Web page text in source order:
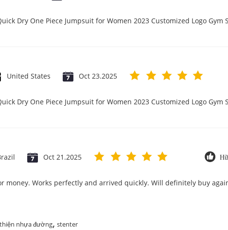
Dry One Piece Jumpsuit for Women 2023 Customized Logo Gym
United States Oct 23.2025
Dry One Piece Jumpsuit for Women 2023 Customized Logo Gym
Oct 21.2025
money. Works perfectly and arrived quickly. Will definitely buy
nhựa đường, stenter